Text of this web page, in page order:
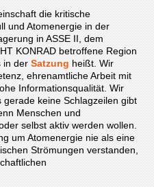
die kritische
und Atomenergie in der
in ASSE II, dem
KONRAD betroffene Region
in der Satzung heißt. Wir
ehrenamtliche Arbeit mit
Informationsqualität. Wir
keine Schlagzeilen gibt
Menschen und
selbst aktiv werden wollen.
um Atomenergie nie als eine
Strömungen verstanden,